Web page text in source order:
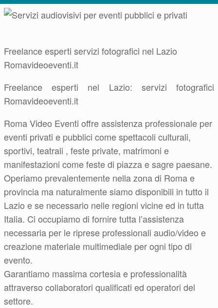
Freelance esperti servizi fotografici nel Lazio
Romavideoeventi.it
Freelance esperti nel Lazio: servizi fotografici
Romavideoeventi.it
Roma Video Eventi offre assistenza professionale per
eventi privati e pubblici come spettacoli culturali,
sportivi, teatrali , feste private, matrimoni e
manifestazioni come feste di piazza e sagre paesane.
Operiamo prevalentemente nella zona di Roma e
provincia ma naturalmente siamo disponibili in tutto il
Lazio e se necessario nelle regioni vicine ed in tutta
Italia. Ci occupiamo di fornire tutta l’assistenza
necessaria per le riprese professionali audio/video e
creazione materiale multimediale per ogni tipo di
evento.
Garantiamo massima cortesia e professionalità
attraverso collaboratori qualificati ed operatori del
settore.